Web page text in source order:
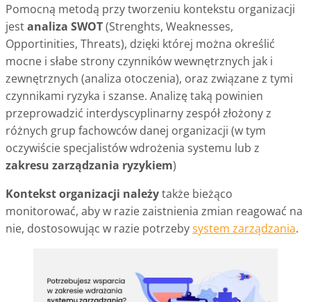
Pomocną metodą przy tworzeniu kontekstu organizacji
jestanaliza SWOT(Strenghts, Weaknesses,
Opportinities, Threats), dzięki której można określić
mocne i słabe strony czynników wewnętrznych jak i
zewnętrznych (analiza otoczenia), oraz związane z tymi
czynnikami ryzyka i szanse. Analizę taką powinien
przeprowadzić interdyscyplinarny zespół złożony z
różnych grup fachowców danej organizacji (w tym
oczywiście specjalistów wdrożenia systemu lub z
zakresu zarządzania ryzykiem)
Kontekst organizacji należytakże bieżąco
monitorować, aby w razie zaistnienia zmian reagować na
nie, dostosowując w razie potrzebysystem zarządzania.